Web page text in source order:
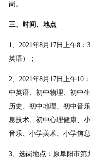
岗。
三、时间、地点
1、2021年8月17日上午8
英语）；
2、2021年8月17日上午10
中英语、初中物理、初中
历史、初中地理、初中音
息技术、初中心理健康、
音乐、小学美术、小学信息
3、选岗地点：原阜阳市第